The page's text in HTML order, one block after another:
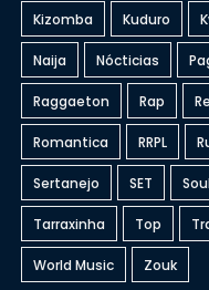
Kizomba Kuduro
Naija Nócticias
Raggaeton Rap
Romantica RRPL
Sertanejo SET
Tarraxinha Top
World Music Zouk